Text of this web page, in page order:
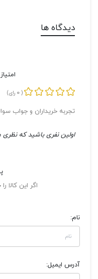
دیدگاه ها
(
0 رای)
تجربه خریداران و جواب
اولین نفری باشید که
اگر این کالا
نام:
آدرس ایمیل: